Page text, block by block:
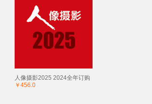
人像摄影2025 2024全年订购
￥456.0